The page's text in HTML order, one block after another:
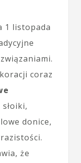
1 listopada
coraz
donice,
że